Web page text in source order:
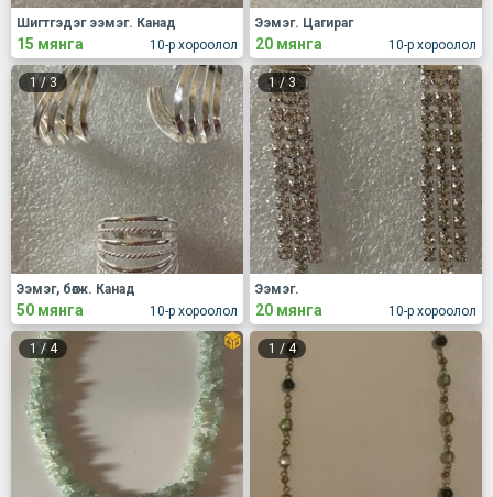
10-р хороолол
Шигтгэдэг ээмэг. Канад
15 мянга 10-р хороолол
Ээмэг. Цагираг
20 мянга
1/3
10-р хороолол
Ээмэг, бөгж. Канад
50 мянга
1/3
10-р хороолол
Ээмэг.
20 мянга
1/ 4 1 /4